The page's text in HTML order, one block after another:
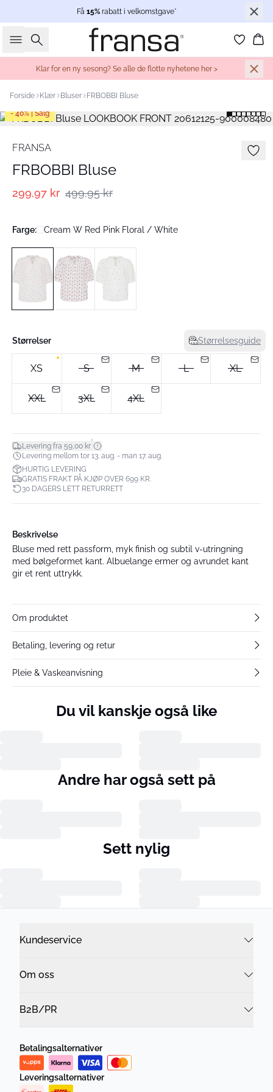
Få 15% rabatt i velkomstgave*
Søk
Klar for en ny sesong? Se alle de flotte nyhetene her >
Forside Klær Bluser FRBOBBI Bluse
- 40% | Salg
FRANSA
FRBOBBI Bluse
299,97 kr 499,95 kr
Farge: Cream W Red Pink Floral / White
Størrelser Størrelsesguide
XS S M L XL
XXL 3XL 4XL
Levering fra 59,00 kr*
Levering mellom tor 13. aug. - man 17. aug.
HURTIG LEVERING
GRATIS FRAKT PÅ KJØP OVER 699 KR.
30 DAGERS LETT RETURRETT
Beskrivelse
Bluse med rett passform, myk finish og subtil v-utringning
med bølgeformet kant. Albuelange ermer og avrundet kant
gir et rent uttrykk.
Om produktet
Betaling, levering og retur
Pleie & Vaskeanvisning
Du vil kanskje også like
Andre har også sett på
Sett nylig
Kundeservice
Om oss
B2B/PR
Betalingsalternativer
Leveringsalternativer